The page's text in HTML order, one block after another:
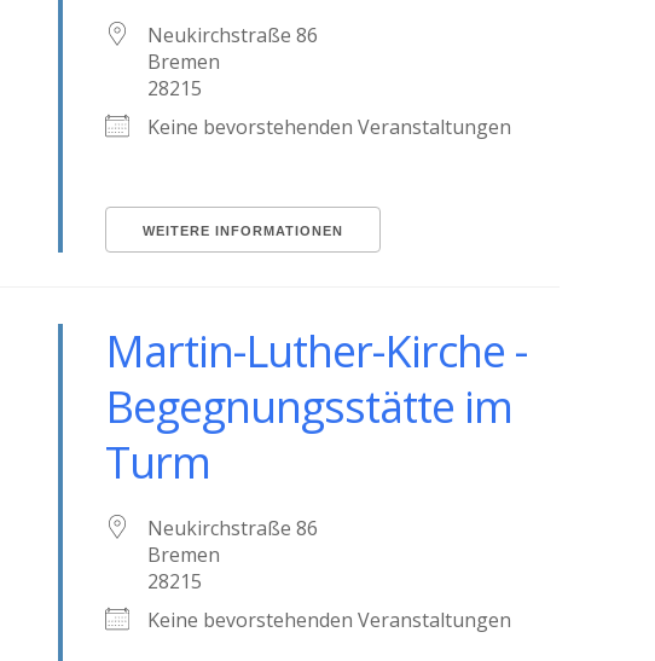
Neukirchstraße 86
Bremen
28215
Keine bevorstehenden Veranstaltungen
WEITERE INFORMATIONEN
Martin-Luther-Kirche -
Begegnungsstätte im
Turm
Neukirchstraße 86
Bremen
28215
Keine bevorstehenden Veranstaltungen